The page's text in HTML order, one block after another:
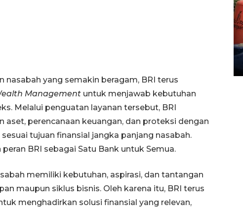
nasabah yang semakin beragam, BRI terus
Management untuk menjawab kebutuhan
Melalui penguatan layanan tersebut, BRI
perencanaan keuangan, dan proteksi dengan
tujuan finansial jangka panjang nasabah.
BRI sebagai Satu Bank untuk Semua.
memiliki kebutuhan, aspirasi, dan tantangan
maupun siklus bisnis. Oleh karena itu, BRI terus
menghadirkan solusi finansial yang relevan,